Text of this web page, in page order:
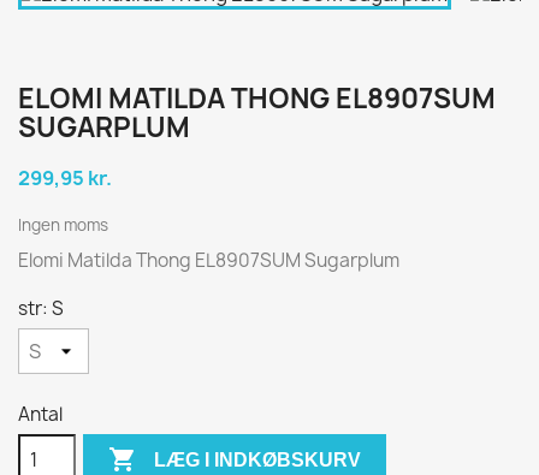
ELOMI MATILDA THONG EL8907SUM
SUGARPLUM
299,95 kr.
Ingen moms
Elomi Matilda Thong EL8907SUM Sugarplum
str: S
Antal
 LÆG I INDKØBSKURV